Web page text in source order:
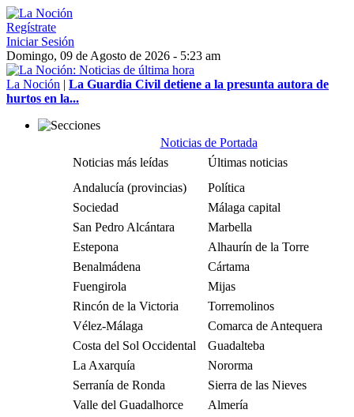
Regístrate
Iniciar Sesión
Domingo, 09 de Agosto de 2026 - 5:23 am
La Noción | La Guardia Civil detiene a la presunta autora de
hurtos en la...
Noticias de Portada
Noticias más leídas
Últimas noticias
Andalucía (provincias)
Política
Sociedad
Málaga capital
San Pedro Alcántara
Marbella
Estepona
Alhaurín de la Torre
Benalmádena
Cártama
Fuengirola
Mijas
Rincón de la Victoria
Torremolinos
Vélez-Málaga
Comarca de Antequera
Costa del Sol Occidental
Guadalteba
La Axarquía
Nororma
Serranía de Ronda
Sierra de las Nieves
Valle del Guadalhorce
Almería